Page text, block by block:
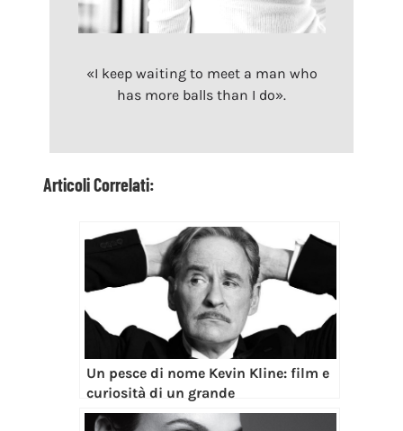
«I keep waiting to meet a man who
has more balls than I do».
Articoli Correlati:
Un pesce di nome Kevin Kline: film e
curiosità di un grande